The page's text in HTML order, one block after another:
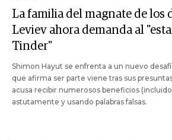
La familia del magnate de los
Leviev ahora demanda al
Tinder"
Shimon Hayut se enfrenta a un nuevo
que afirma ser parte viene tras sus
acusa recibir numerosos beneficios
astutamente y usando palabras falsas.